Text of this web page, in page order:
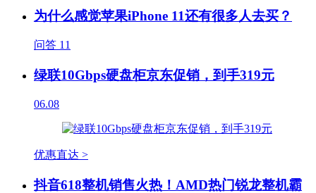
为什么感觉苹果iPhone 11还有很多人去买？
问答 11
绿联10Gbps硬盘柜京东促销，到手319元
06.08
优惠直达 >
抖音618整机销售火热！AMD热门锐龙整机霸